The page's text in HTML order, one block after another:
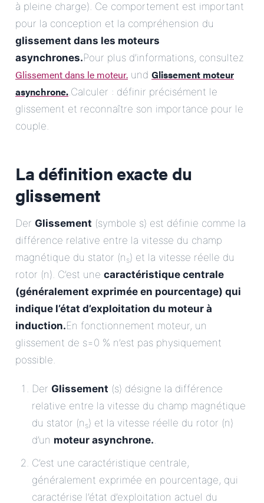
à pleine charge). Ce comportement est important
pour la conception et la compréhension du
glissement dans les moteurs
asynchrones.Pour plus d’informations, consultez
Glissement dans le moteur. und Glissement moteur
asynchrone..Calculer : définir précisément le
glissement et reconnaître son importance pour le
couple.
La définition exacte du
glissement
Der Glissement (symbole s) est définie comme la
différence relative entre la vitesse du champ
magnétique du stator (n s) et la vitesse réelle du
rotor (n). C’est une caractéristique centrale
(généralement exprimée en pourcentage) qui
indique l’état d’exploitation du moteur à
induction.En fonctionnement moteur, un
glissement de s=0 % n’est pas physiquement
possible.
Der Glissement (s) désigne la différence
relative entre la vitesse du champ magnétique
du stator (n s) et la vitesse réelle du rotor (n)
d’un moteur asynchrone..
C’est une caractéristique centrale,
généralement exprimée en pourcentage, qui
caractérise l’état d’exploitation actuel du